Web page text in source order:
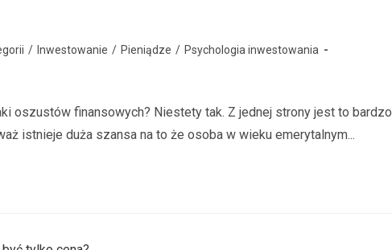
/ Inwestowanie / Pieniądze / Psychologia inwestowania
oszustów finansowych? Niestety tak. Z jednej strony jest to bardzo
istnieje duża szansa na to że osoba w wieku emerytalnym...